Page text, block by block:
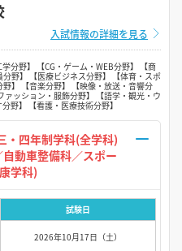
入試情報の詳細を見る
分野】 【CG・ゲーム・WEB分野】 【商
野】 【医療ビジネス分野】 【体育・スポ
】 【音楽分野】 【映像・放送・音響分
ッション・服飾分野】 【語学・観光・ウ
野】 【看護・医療技術分野】
四年制学科(全学科)
動車整備科／スポー
試験日
2026年10月17日（土）